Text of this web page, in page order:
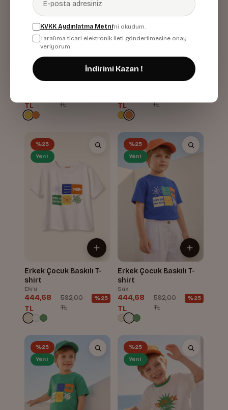
Erkek Çocuk Baskılı T-
shirt
TL
TL
Erkek Çocuk Baskılı T-
TL
TL
%25
Yeni
Erkek Çocuk Baskılı T-
shirt
Ekru
444,68
TL
592,00
TL
%25
%25
Yeni
Erkek Çocuk Baskılı T-
shirt
Sax
444,68
TL
592,00
TL
%25
%25
Yeni
%25
Yeni
KVKK Aydınlatma Metni'ni okudum.
Tarafıma ticari elektronik ileti gönderilmesine onay
veriyorum.
İndirimi Kazan !